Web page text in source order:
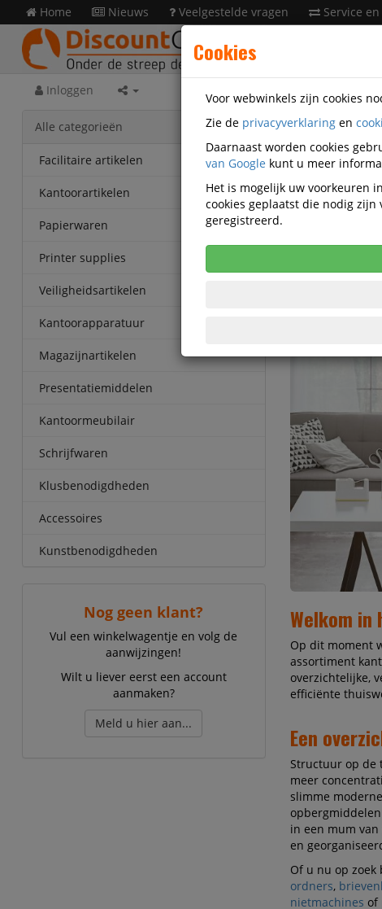
Home Nieuws Veelgestelde vragen Service
Inloggen
Alle categorieën
Facilitaire artikelen
Kantoorartikelen
Papierwaren
Printer supplies
Veiligheidsartikelen
Kantoorapparatuur
Magazijnartikelen
Presentatiemiddelen
Kantoormeubilair
Schrijfwaren
Klusbenodigdheden
Accessoires
Kunstbenodigdheden
Nog geen klant?
Vul een winkelwagentje en volg de
aanwijzingen!
Wilt u liever eerst een account
aanmaken?
Meld u hier aan...
Welkom
Op dit moment
assortiment
overzichtelijke,
efficiënte
Een
Structuur op de
meer
slimme
in een mum
en
Of u nu op zoek
ordners,
nietmachines of
Cookies
Voor webwinkels zijn cookies
Zie de privacyverklaring en
Daarnaast worden cookies
van Google kunt u meer
Het is mogelijk uw voorkeuren
cookies geplaatst die nodig zijn
geregistreerd.